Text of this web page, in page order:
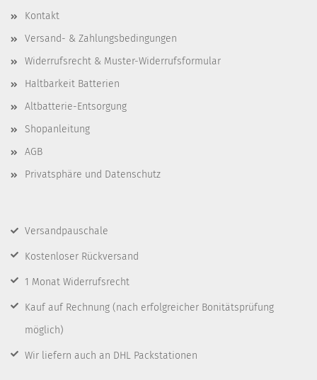
Kontakt
Versand- & Zahlungsbedingungen
Widerrufsrecht & Muster-Widerrufsformular
Haltbarkeit Batterien
Altbatterie-Entsorgung
Shopanleitung
AGB
Privatsphäre und Datenschutz
Versandpauschale
Kostenloser Rückversand
1 Monat Widerrufsrecht
Kauf auf Rechnung (nach erfolgreicher Bonitätsprüfung
möglich)
Wir liefern auch an DHL Packstationen